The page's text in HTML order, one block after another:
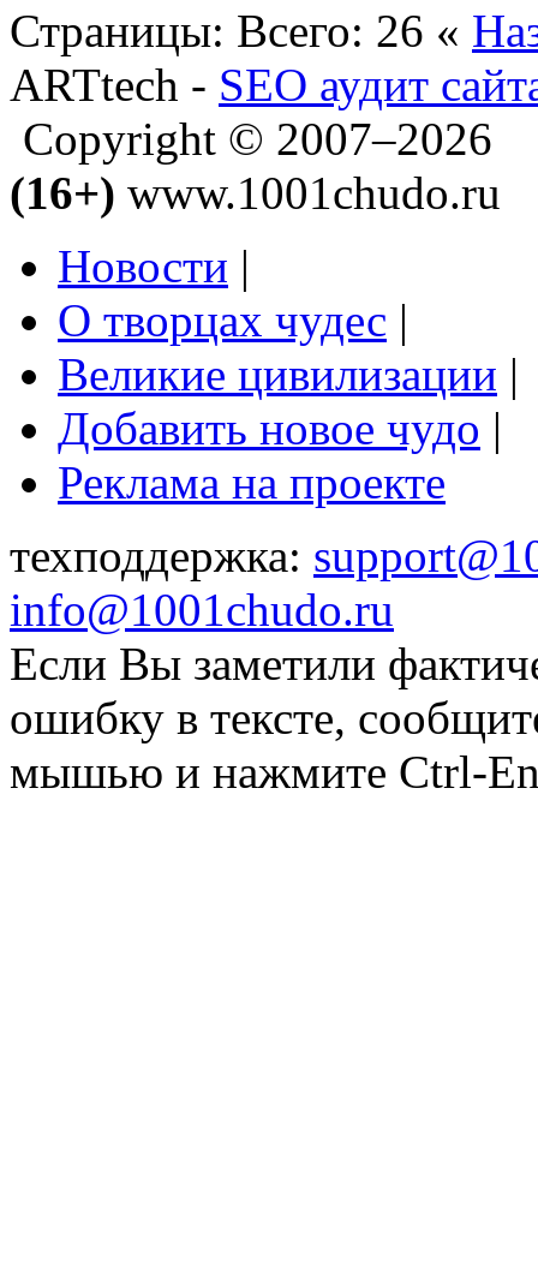
Страницы: Всего: 26 «
ARTtech - SEO аудит
Copyright © 2007–2026
(16+) www.1001chudo.ru
Новости |
О творцах чудес |
Великие цивилизации |
Добавить новое чудо |
Реклама на проекте
техподдержка:
info@1001chudo.ru
Если Вы заметили
ошибку в тексте,
мышью и нажмите Ctrl-